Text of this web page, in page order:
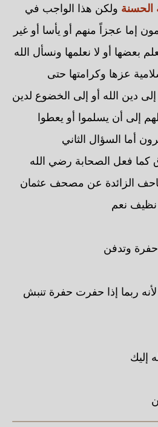
الحسنة ولكن هذا الواجب في
إما عجزاً منهم أو يأسا أو غير
بعضها أو لا نعلمها ونسأل الله
عزها وكرامتها حتى
دين الله أو إلى الخضوع لدين
إلى أن يسلموا أو يعطوا
أما السؤال الثاني
كما فعل الصحابة رضي الله
الزائدة عن مصحف عثمان
نعم
حفرة وتدفن
ربما إذا حفرت حفرة تنبش
إليك